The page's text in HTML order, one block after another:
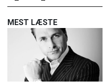
MEST LÆSTE